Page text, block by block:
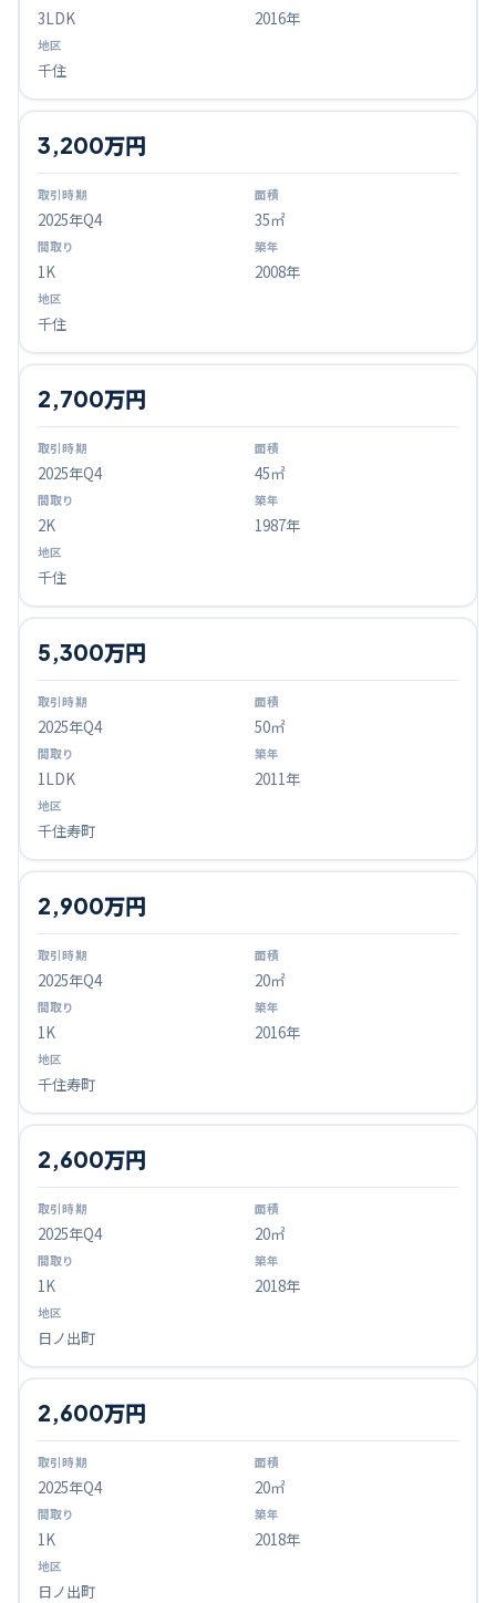
3LDK 2016年
千住
2025年Q4
3,200万円
35㎡
1K 2008年
千住
2025年Q4
2,700万円
45㎡
2K 1987年
千住
2025年Q4
5,300万円
50㎡
1LDK 2011年
千住寿町
2025年Q4
2,900万円
20㎡
1K 2016年
千住寿町
2025年Q4
2,600万円
20㎡
1K 2018年
日ノ出町
2025年Q4
2,600万円
20㎡
1K 2018年
日ノ出町